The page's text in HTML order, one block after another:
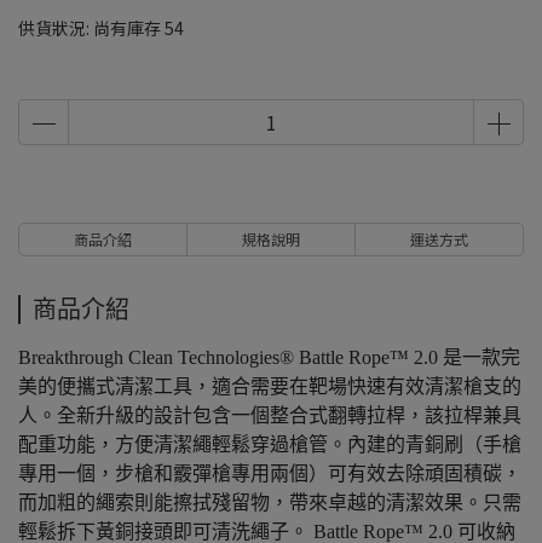
供貨狀況: 尚有庫存 54
商品介紹 規格說明 運送方式
商品介紹
Breakthrough Clean Technologies® Battle Rope™ 2.0 是一款完
美的便攜式清潔工具，適合需要在靶場快速有效清潔槍支的
人。全新升級的設計包含一個整合式翻轉拉桿，該拉桿兼具
配重功能，方便清潔繩輕鬆穿過槍管。內建的青銅刷（手槍
專用一個，步槍和霰彈槍專用兩個）可有效去除頑固積碳，
而加粗的繩索則能擦拭殘留物，帶來卓越的清潔效果。只需
輕鬆拆下黃銅接頭即可清洗繩子。 Battle Rope™ 2.0 可收納